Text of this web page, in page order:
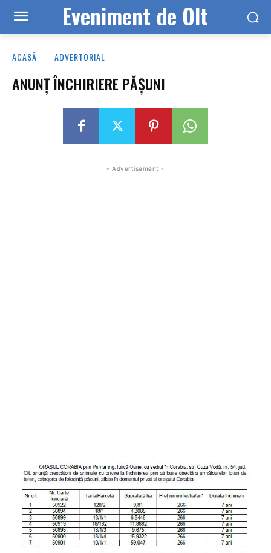
Eveniment de Olt
ACASĂ ADVERTORIAL
ANUNȚ ÎNCHIRIERE PĂȘUNI
- Advertisement -